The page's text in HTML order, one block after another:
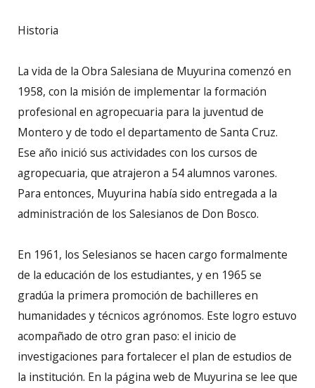
Historia
La vida de la Obra Salesiana de Muyurina comenzó en
1958, con la misión de implementar la formación
profesional en agropecuaria para la juventud de
Montero y de todo el departamento de Santa Cruz.
Ese año inició sus actividades con los cursos de
agropecuaria, que atrajeron a 54 alumnos varones.
Para entonces, Muyurina había sido entregada a la
administración de los Salesianos de Don Bosco.
En 1961, los Selesianos se hacen cargo formalmente
de la educación de los estudiantes, y en 1965 se
gradúa la primera promoción de bachilleres en
humanidades y técnicos agrónomos. Este logro estuvo
acompañado de otro gran paso: el inicio de
investigaciones para fortalecer el plan de estudios de
la institución. En la página web de Muyurina se lee que